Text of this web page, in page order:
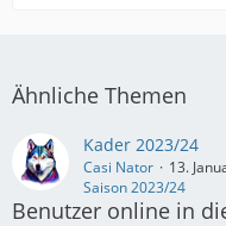
Ähnliche Themen
Kader 2023/24
Casi Nator
13.
Saison 2023/24
Benutzer online in